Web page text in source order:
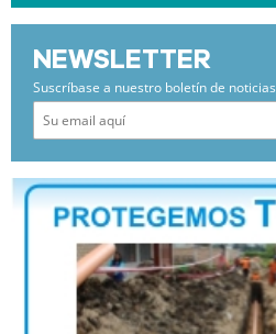
NEWSLETTER
Suscríbase a nuestro boletín de noticias